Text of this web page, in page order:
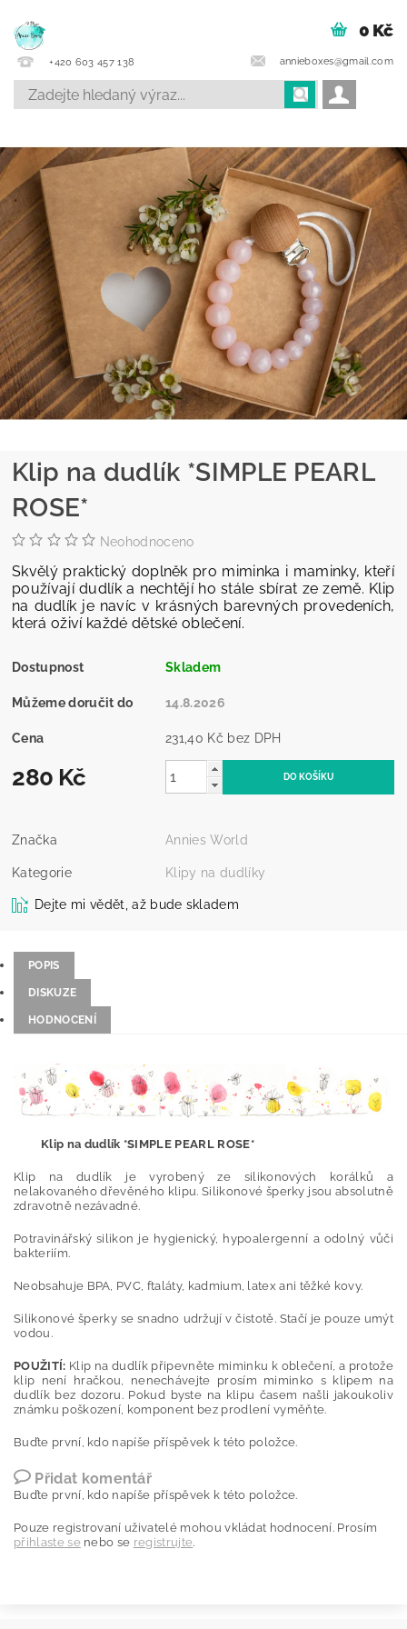
+420 603 457 138 annieboxes@gmail.com
0 Kč
Klip na dudlík *SIMPLE PEARL
ROSE*
Neohodnoceno
Skvělý praktický doplněk pro miminka i maminky, kteří
používají dudlík a nechtějí ho stále sbírat ze země. Klip
na dudlík je navíc v krásných barevných provedeních,
která oživí každé dětské oblečení.
Dostupnost Skladem
Můžeme doručit do 14.8.2026
Cena 231,40 Kč bez DPH
280 Kč
Značka Annies World
Kategorie Klipy na dudlíky
Dejte mi vědět, až bude skladem
POPIS
DISKUZE
HODNOCENÍ
Klip na dudlík *SIMPLE PEARL ROSE*
Klip na dudlík je vyrobený ze silikonových korálků a
nelakovaného dřevěného klipu. Silikonové šperky jsou absolutně
zdravotně nezávadné.
Potravinářský silikon je hygienický, hypoalergenní a odolný vůči
bakteriím.
Neobsahuje BPA, PVC, ftaláty, kadmium, latex ani těžké kovy.
Silikonové šperky se snadno udržují v čistotě. Stačí je pouze umýt
vodou.
POUŽITÍ: Klip na dudlík připevněte miminku k oblečení, a protože
klip není hračkou, nenechávejte prosím miminko s klipem na
dudlík bez dozoru. Pokud byste na klipu časem našli jakoukoliv
známku poškození, komponent bez prodlení vyměňte.
Buďte první, kdo napíše příspěvek k této položce.
Přidat komentář
Buďte první, kdo napíše příspěvek k této položce.
Pouze registrovaní uživatelé mohou vkládat hodnocení. Prosím
přihlaste se nebo se registrujte.